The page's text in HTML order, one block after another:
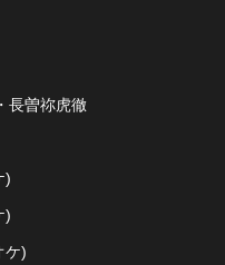
長曽祢虎徹
)
)
ケ)